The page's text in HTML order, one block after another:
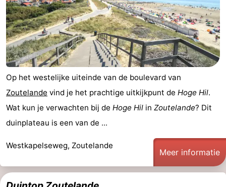
Last
minutes
Strand
Zien
&
doen
Bezienswaardigheden
-
Musea
-
Galeries
-
Monumenten
-
Op het westelijke uiteinde van de boulevard van
Zoutelande vind je het prachtige uitkijkpunt de Hoge Hil.
Wat kun je verwachten bij de Hoge Hil in Zoutelande? Dit
duinplateau is een van de ...
Westkapelseweg, Zoutelande
Meer informatie